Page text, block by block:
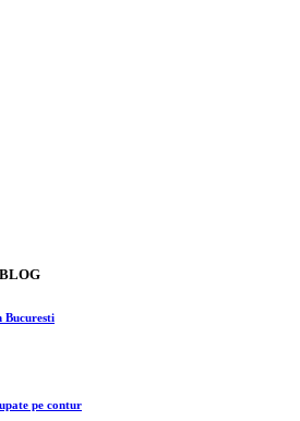
Bucuresti
pe contur